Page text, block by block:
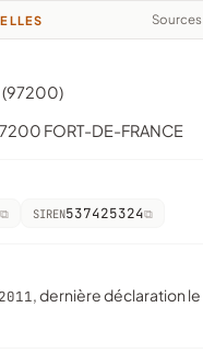
Sources
FORT-DE-FRANCE
SIREN537425324
, dernière déclaration le